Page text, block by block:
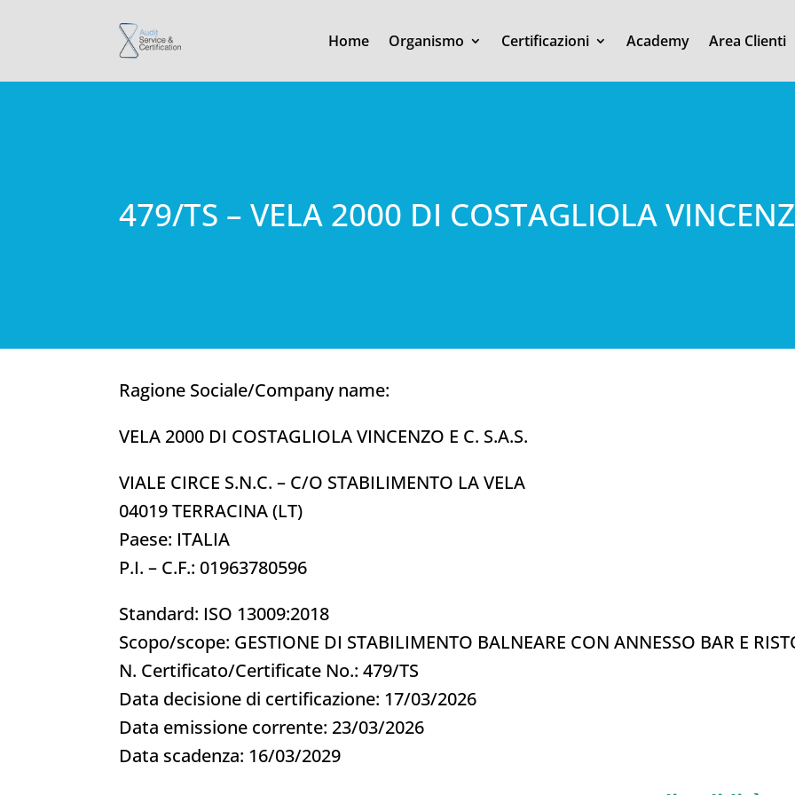
Home Organismo Certificazioni Academy Area Clienti
479/TS – VELA 2000 DI COSTAGLIOLA
Ragione Sociale/Company name:
VELA 2000 DI COSTAGLIOLA VINCENZO E C. S.A.S.
VIALE CIRCE S.N.C. – C/O STABILIMENTO LA VELA
04019 TERRACINA (LT)
Paese: ITALIA
P.I. – C.F.: 01963780596
Standard: ISO 13009:2018
Scopo/scope: GESTIONE DI STABILIMENTO BALNEARE CON ANNESSO BAR E
N. Certificato/Certificate No.: 479/TS
Data decisione di certificazione: 17/03/2026
Data emissione corrente: 23/03/2026
Data scadenza: 16/03/2029